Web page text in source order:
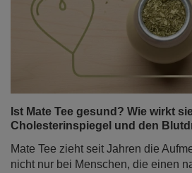
Ist Mate Tee gesund? Wie wirkt
Cholesterinspiegel und den
Mate Tee zieht seit Jahren die
nicht nur bei Menschen, die einen